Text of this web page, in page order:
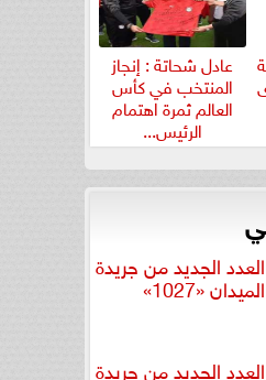
عادل شحاتة : إنجاز
المنتخب في كأس
العالم ثمرة اهتمام
الرئيس...
العدد الجديد من جريدة
الميدان «1027»
العدد الجديد من جريدة